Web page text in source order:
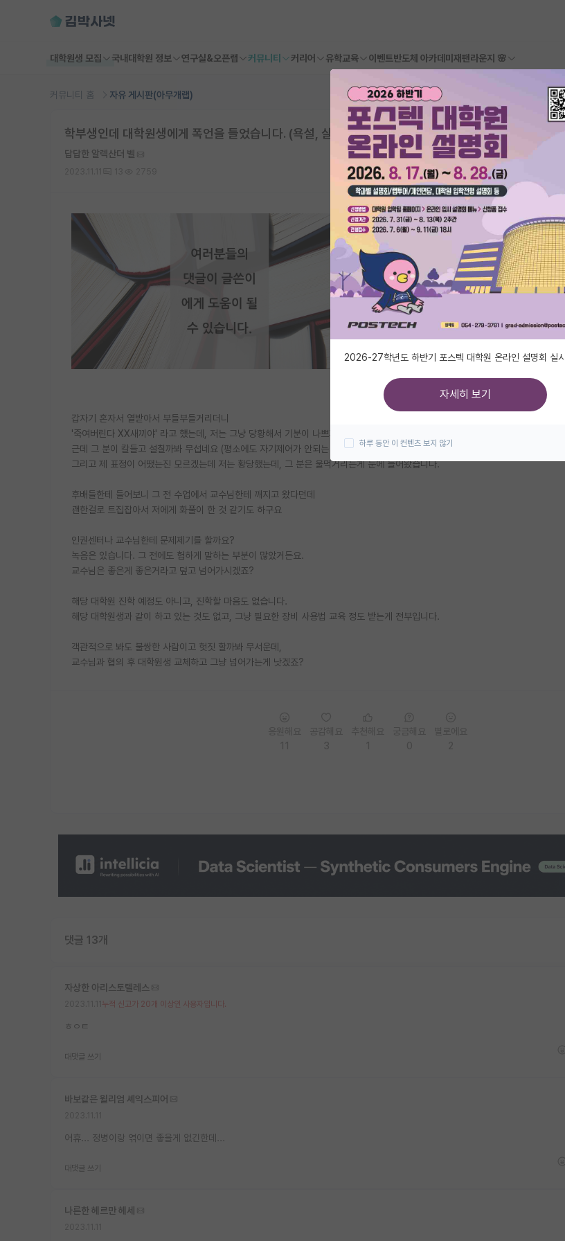
대학원생 모집 국내대학원 정보 연구실&오픈랩 커뮤니티 커리어 유학교육 이벤트반도체 아카데미 재팬라운지 🌸
커뮤니티 홈 자유 게시판(아무개랩)
학부생인데 대학원생에게 폭언을 들었습니다. (욕설, 살인 협박 등)
답답한 알렉산더 벨
갑자기 혼자서 열받아서 부들부들거리더니
'죽여버린다 XX새끼야' 라고 했는데, 저는 그냥 당황해서 기분이 나쁘거나 무섭진 않았습니다 (실제로 위협 느끼지 않음)
근데 그 분이 칼들고 설칠까봐 무섭네요 (평소에도 자기제어가 안되는 모습을 많이 봄)
그리고 제 표정이 어땠는진 모르겠는데 저는 황당했는데, 그 분은 울먹거리는게 눈에 들어왔습니다.
후배들한테 들어보니 그 전 수업에서 교수님한테 깨지고 왔다던데
괜한걸로 트집잡아서 저에게 화풀이 한 것 같기도 하구요
인권센터나 교수님한테 문제제기를 할까요?
녹음은 있습니다. 그 전에도 험하게 말하는 부분이 많았거든요.
교수님은 좋은게 좋은거라고 덮고 넘어가시겠죠?
해당 대학원 진학 예정도 아니고, 진학할 마음도 없습니다.
해당 대학원생과 같이 하고 있는 것도 없고, 그냥 필요한 장비 사용법 교육 정도 받는게 전부입니다.
객관적으로 봐도 불쌍한 사람이고 헛짓 할까봐 무서운데,
교수님과 협의 후 대학원생 교체하고 그냥 넘어가는게 낫겠죠?
댓글 13개
자상한 아리스토텔레스
누적 신고가 20개 이상인 사용자입니다.
ㅎㅇㅌ
대댓글 쓰기
바보같은 윌리엄 셰익스피어
어휴... 정병이랑 엮이면 좋을게 없긴한데...
대댓글 쓰기
나른한 헤르만 헤세
2026-27학년도 하반기 포스텍 대학원 온라인 설명회 실시
자세히 보기
하루 동안 이 컨텐츠 보지 않기